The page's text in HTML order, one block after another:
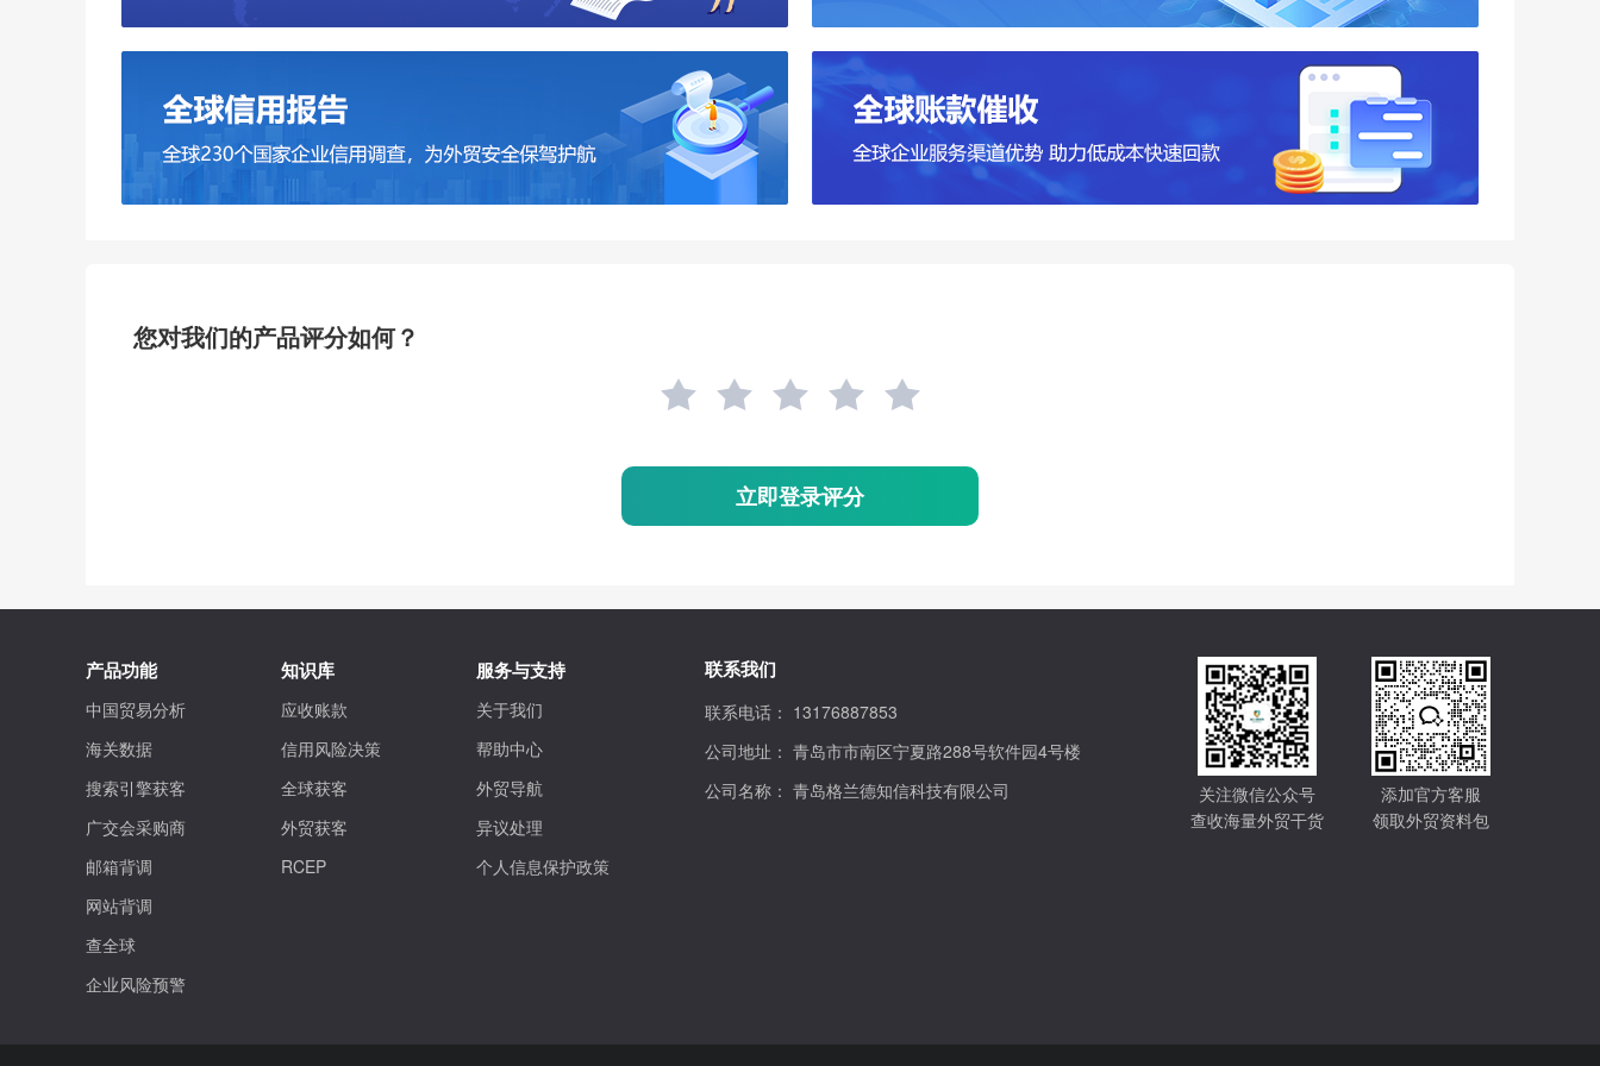
您对我们的产品评分如何？
立即登录评分
产品功能
中国贸易分析
海关数据
搜索引擎获客
广交会采购商
邮箱背调
网站背调
查全球
企业风险预警
知识库
应收账款
信用风险决策
全球获客
外贸获客
RCEP
服务与支持
关于我们
帮助中心
外贸导航
异议处理
个人信息保护政策
联系我们
联系电话： 13176887853
公司地址： 青岛市市南区宁夏路288号软件园4号楼
公司名称： 青岛格兰德知信科技有限公司
关注微信公众号
查收海量外贸干货
添加官方客服
领取外贸资料包